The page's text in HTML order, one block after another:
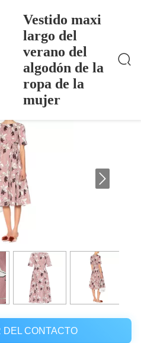
Vestido maxi
largo del
verano del
algodón de la
ropa de la
mujer
Verano Del Algodón De La
del verano del
de la mujer
DEL CONTACTO